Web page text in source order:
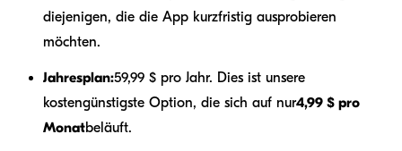
diejenigen, die die App kurzfristig ausprobieren
möchten.
Jahresplan:59,99 $ pro Jahr. Dies ist unsere
kostengünstigste Option, die sich auf nur4,99 $ pro
Monatbeläuft.